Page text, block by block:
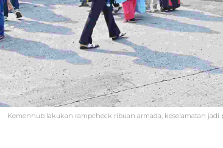
Kemenhub lakukan rampcheck ribuan armada, keselamatan jadi